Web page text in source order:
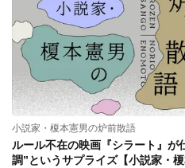
小説家・榎本憲男の炉前散語
ルール不在の映画『シラート』が
調”というサプライズ【小説家・榎